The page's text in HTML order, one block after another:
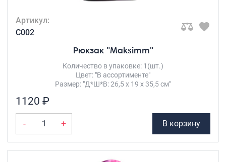
Артикул:
C002
Рюкзак "Maksimm"
Количество в упаковке: 1(шт.)
Цвет: "В ассортименте"
Размер: "Д*Ш*В: 26,5 х 19 х 35,5 см"
1120 ₽
- + В корзину